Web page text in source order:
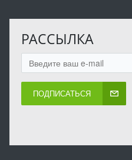
РАССЫЛКА
ПОДПИСАТЬСЯ